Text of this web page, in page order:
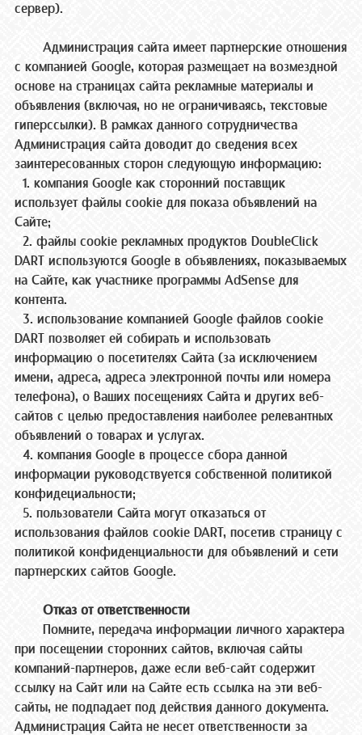
сервер).
Администрация сайта имеет партнерские отношения
с компанией Google, которая размещает на возмездной
основе на страницах сайта рекламные материалы и
объявления (включая, но не ограничиваясь, текстовые
гиперссылки). В рамках данного сотрудничества
Администрация сайта доводит до сведения всех
заинтересованных сторон следующую информацию:
1. компания Google как сторонний поставщик
использует файлы cookie для показа объявлений на
Сайте;
2. файлы cookie рекламных продуктов DoubleClick
DART используются Google в объявлениях, показываемых
на Сайте, как участнике программы AdSense для
контента.
3. использование компанией Google файлов cookie
DART позволяет ей собирать и использовать
информацию о посетителях Сайта (за исключением
имени, адреса, адреса электронной почты или номера
телефона), о Ваших посещениях Сайта и других веб-
сайтов с целью предоставления наиболее релевантных
объявлений о товарах и услугах.
4. компания Google в процессе сбора данной
информации руководствуется собственной политикой
конфидециальности;
5. пользователи Сайта могут отказаться от
использования файлов cookie DART, посетив страницу с
политикой конфиденциальности для объявлений и сети
партнерских сайтов Google.
Отказ от ответственности
Помните, передача информации личного характера
при посещении сторонних сайтов, включая сайты
компаний-партнеров, даже если веб-сайт содержит
ссылку на Сайт или на Сайте есть ссылка на эти веб-
сайты, не подпадает под действия данного документа.
Администрация Сайта не несет ответственности за